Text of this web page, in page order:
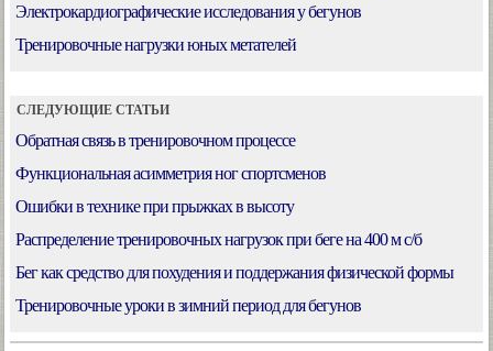
Электрокардиографические исследования у бегунов
Тренировочные нагрузки юных метателей
СЛЕДУЮЩИЕ СТАТЬИ
Обратная связь в тренировочном процессе
Функциональная асимметрия ног спортсменов
Ошибки в технике при прыжках в высоту
Распределение тренировочных нагрузок при беге на 400 м с/б
Бег как средство для похудения и поддержания физической формы
Тренировочные уроки в зимний период для бегунов